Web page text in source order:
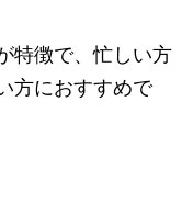
特徴で、忙しい方
方におすすめで